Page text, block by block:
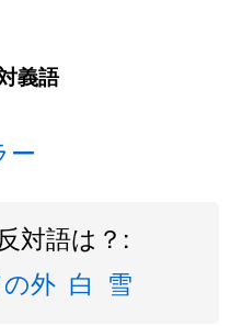
義語
ー
対語は？:
外 白 雪